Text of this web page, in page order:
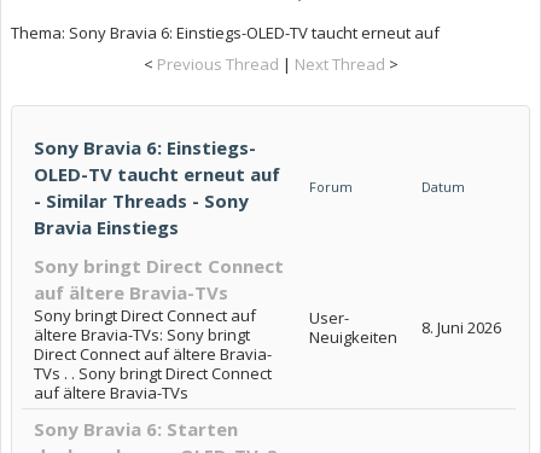
Thema: Sony Bravia 6: Einstiegs-OLED-TV taucht erneut auf
< Previous Thread | Next Thread >
Sony Bravia 6: Einstiegs-
OLED-TV taucht erneut auf
- Similar Threads - Sony
Bravia Einstiegs
Forum Datum
Sony bringt Direct Connect
auf ältere Bravia-TVs
Sony bringt Direct Connect auf
ältere Bravia-TVs: Sony bringt
Direct Connect auf ältere Bravia-
TVs . . Sony bringt Direct Connect
auf ältere Bravia-TVs
User-
Neuigkeiten
8. Juni 2026
Sony Bravia 6: Starten